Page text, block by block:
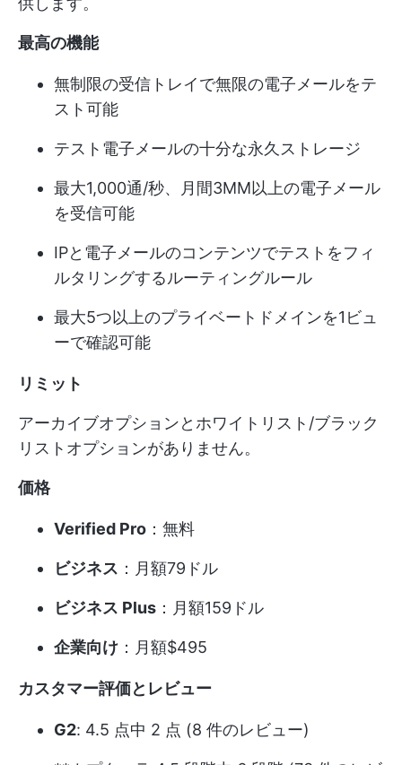
最高の機能
無制限の受信トレイで無限の電子メールをテ
スト可能
テスト電子メールの十分な永久ストレージ
最大1,000通/秒、月間3MM以上の電子メール
を受信可能
IPと電子メールのコンテンツでテストをフィ
ルタリングするルーティングルール
最大5つ以上のプライベートドメインを1ビュ
ーで確認可能
リミット
アーカイブオプションとホワイトリスト/ブラック
リストオプションがありません。
価格
Verified Pro ：無料
ビジネス ：月額79ドル
ビジネス Plus ：月額159ドル
企業向け ：月額$495
カスタマー評価とレビュー
G2: 4.5 点中 2 点 (8 件のレビュー)